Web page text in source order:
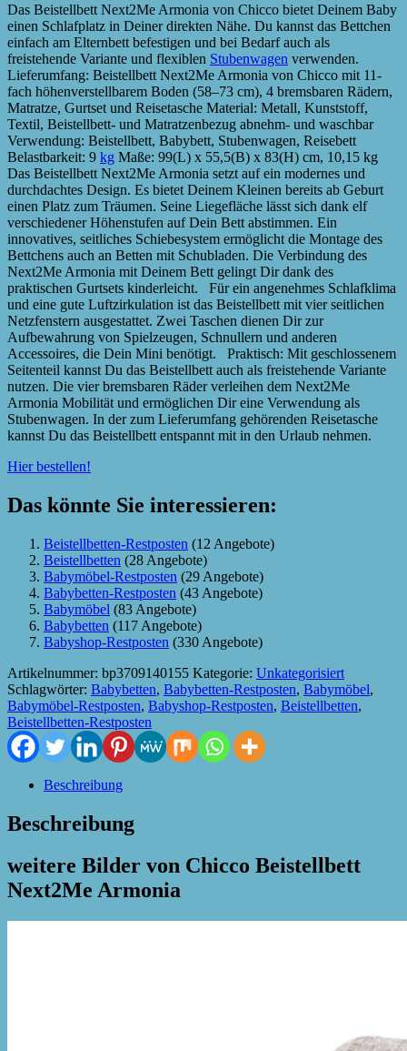
Das Beistellbett Next2Me Armonia von Chicco bietet Deinem Baby
einen Schlafplatz in Deiner direkten Nähe. Du kannst das Bettchen
einfach am Elternbett befestigen und bei Bedarf auch als
freistehende Variante und flexiblen Stubenwagen verwenden.
Lieferumfang: Beistellbett Next2Me Armonia von Chicco mit 11-
fach höhenverstellbarem Boden (58–73 cm), 4 bremsbaren Rädern,
Matratze, Gurtset und Reisetasche Material: Metall, Kunststoff,
Textil, Beistellbett- und Matratzenbezug abnehm- und waschbar
Verwendung: Beistellbett, Babybett, Stubenwagen, Reisebett
Belastbarkeit: 9 kg Maße: 99(L) x 55,5(B) x 83(H) cm, 10,15 kg
Das Beistellbett Next2Me Armonia setzt auf ein modernes und
durchdachtes Design. Es bietet Deinem Kleinen bereits ab Geburt
einen Platz zum Träumen. Seine Liegefläche lässt sich dank elf
verschiedener Höhenstufen auf Dein Bett abstimmen. Ein
innovatives, seitliches Schiebesystem ermöglicht die Montage des
Bettchens auch an Betten mit Schubladen. Die Verbindung des
Next2Me Armonia mit Deinem Bett gelingt Dir dank des
praktischen Gurtsets kinderleicht. Für ein angenehmes Schlafklima
und eine gute Luftzirkulation ist das Beistellbett mit vier seitlichen
Netzfenstern ausgestattet. Zwei Taschen dienen Dir zur
Aufbewahrung von Spielzeugen, Schnullern und anderen
Accessoires, die Dein Mini benötigt. Praktisch: Mit geschlossenem
Seitenteil kannst Du das Beistellbett auch als freistehende Variante
nutzen. Die vier bremsbaren Räder verleihen dem Next2Me
Armonia Mobilität und ermöglichen Dir eine Verwendung als
Stubenwagen. In der zum Lieferumfang gehörenden Reisetasche
kannst Du das Beistellbett entspannt mit in den Urlaub nehmen.
Hier bestellen!
Das könnte Sie interessieren:
Beistellbetten-Restposten (12 Angebote)
Beistellbetten (28 Angebote)
Babymöbel-Restposten (29 Angebote)
Babybetten-Restposten (43 Angebote)
Babymöbel (83 Angebote)
Babybetten (117 Angebote)
Babyshop-Restposten (330 Angebote)
Artikelnummer: bp3709140155 Kategorie: Unkategorisiert
Schlagwörter: Babybetten, Babybetten-Restposten, Babymöbel,
Babymöbel-Restposten, Babyshop-Restposten, Beistellbetten,
Beistellbetten-Restposten
Beschreibung
Beschreibung
weitere Bilder von Chicco Beistellbett
Next2Me Armonia